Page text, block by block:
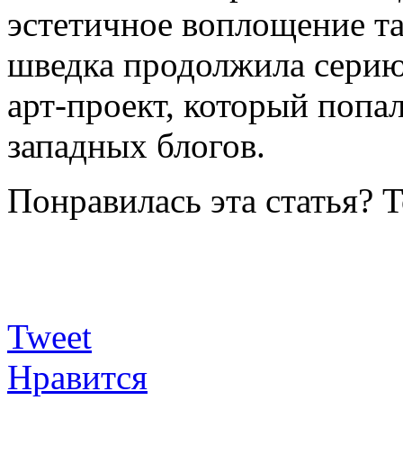
эстетичное воплощение
шведка продолжила
арт-проект, который
западных блогов.
Понравилась эта статья?
Tweet
Нравится